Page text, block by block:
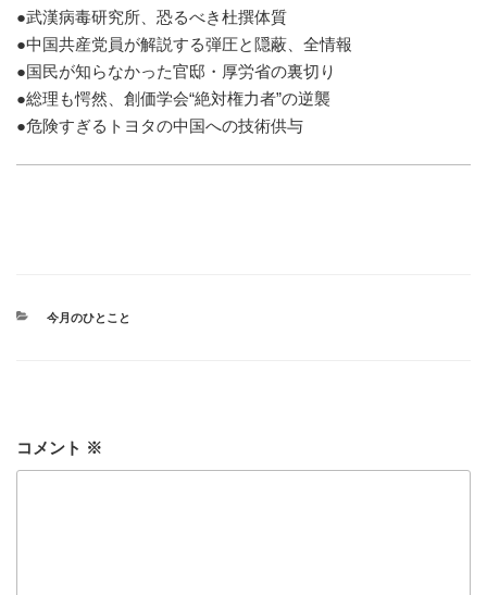
●武漢病毒研究所、恐るべき杜撰体質
●中国共産党員が解説する弾圧と隠蔽、全情報
●国民が知らなかった官邸・厚労省の裏切り
●総理も愕然、創価学会“絶対権力者”の逆襲
●危険すぎるトヨタの中国への技術供与
カ
今月のひとこと
コメント ※